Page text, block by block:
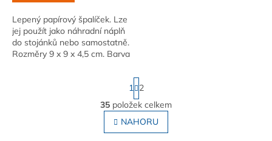
Lepený papírový špalíček. Lze
jej použít jako náhradní náplň
do stojánků nebo samostatně.
Rozměry 9 x 9 x 4,5 cm. Barva
O
v
l
S
t
r
á
n
k
1 2
35 položek celkem
NAHORU